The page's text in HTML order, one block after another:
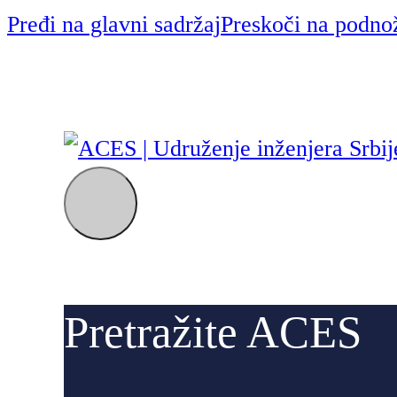
Pređi na glavni sadržajPreskoči na
Pretražite ACES